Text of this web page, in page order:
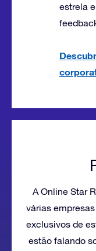
estrela
A Online Star
várias
exclusivos de
estão falando